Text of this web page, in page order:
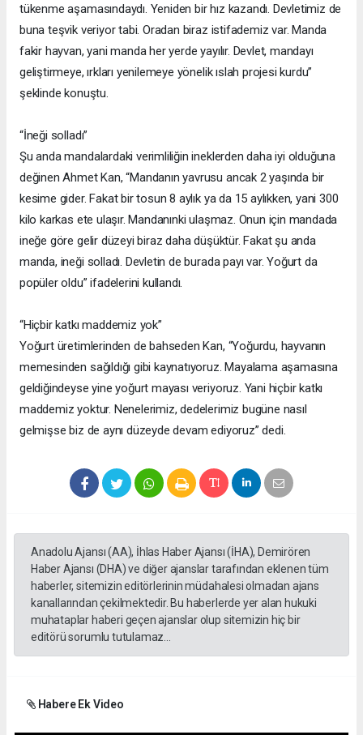
tükenme aşamasındaydı. Yeniden bir hız kazandı. Devletimiz de
buna teşvik veriyor tabi. Oradan biraz istifademiz var. Manda
fakir hayvan, yani manda her yerde yayılır. Devlet, mandayı
geliştirmeye, ırkları yenilemeye yönelik ıslah projesi kurdu”
şeklinde konuştu.
“İneği solladı”
Şu anda mandalardaki verimliliğin ineklerden daha iyi olduğuna
değinen Ahmet Kan, “Mandanın yavrusu ancak 2 yaşında bir
kesime gider. Fakat bir tosun 8 aylık ya da 15 aylıkken, yani 300
kilo karkas ete ulaşır. Mandanınki ulaşmaz. Onun için mandada
ineğe göre gelir düzeyi biraz daha düşüktür. Fakat şu anda
manda, ineği solladı. Devletin de burada payı var. Yoğurt da
popüler oldu” ifadelerini kullandı.
“Hiçbir katkı maddemiz yok”
Yoğurt üretimlerinden de bahseden Kan, “Yoğurdu, hayvanın
memesinden sağıldığı gibi kaynatıyoruz. Mayalama aşamasına
geldiğindeyse yine yoğurt mayası veriyoruz. Yani hiçbir katkı
maddemiz yoktur. Nenelerimiz, dedelerimiz bugüne nasıl
gelmişse biz de aynı düzeyde devam ediyoruz” dedi.
Anadolu Ajansı (AA), İhlas Haber Ajansı (İHA), Demirören
Haber Ajansı (DHA) ve diğer ajanslar tarafından eklenen tüm
haberler, sitemizin editörlerinin müdahalesi olmadan ajans
kanallarından çekilmektedir. Bu haberlerde yer alan hukuki
muhataplar haberi geçen ajanslar olup sitemizin hiç bir
editörü sorumlu tutulamaz...
Habere Ek Video